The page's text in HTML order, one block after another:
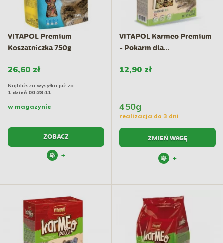
VITAPOL Premium
Koszatniczka 750g
26,60 zł
Najbliższa wysyłka już za
1 dzień 00:28:10
w magazynie
ZOBACZ
+
VITAPOL Karmeo Premium
- Pokarm dla...
12,90 zł
450g
realizacja do 3 dni
ZMIEŃ WAGĘ
+